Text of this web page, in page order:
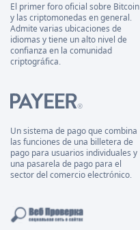
El primer foro oficial sobre Bitcoin
y las criptomonedas en general.
Admite varias ubicaciones de
idiomas y tiene un alto nivel de
confianza en la comunidad
criptográfica.
Un sistema de pago que combina
las funciones de una billetera de
pago para usuarios individuales y
una pasarela de pago para el
sector del comercio electrónico.